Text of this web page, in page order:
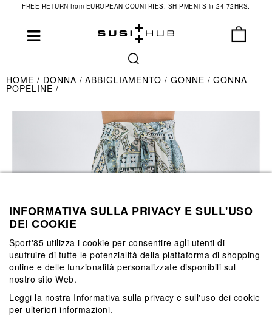
FREE RETURN from EUROPEAN COUNTRIES. SHIPMENTS in 24-72HRS.
HOME DONNA ABBIGLIAMENTO GONNE GONNA
POPELINE
INFORMATIVA SULLA PRIVACY E SULL'USO
DEI COOKIE
Sport'85 utilizza i cookie per consentire agli utenti di
usufruire di tutte le potenzialità della piattaforma di shopping
online e delle funzionalità personalizzate disponibili sul
nostro sito Web.
Leggi la nostra Informativa sulla privacy e sull'uso dei cookie
per ulteriori informazioni.